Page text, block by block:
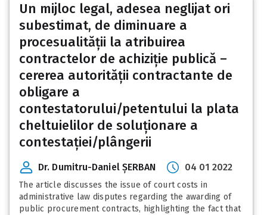
Un mijloc legal, adesea neglijat ori
subestimat, de diminuare a
procesualității la atribuirea
contractelor de achiziție publică –
cererea autorității contractante de
obligare a
contestatorului/petentului la plata
cheltuielilor de soluționare a
contestației/plângerii
Dr. Dumitru-Daniel ȘERBAN 04 01 2022
The article discusses the issue of court costs in
administrative law disputes regarding the awarding of
public procurement contracts, highlighting the fact that